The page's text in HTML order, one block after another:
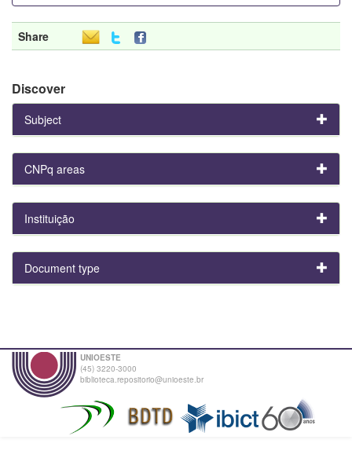
Share
Discover
Subject
CNPq areas
Instituição
Document type
UNIOESTE
(45) 3220-3000
biblioteca.repositorio@unioeste.br